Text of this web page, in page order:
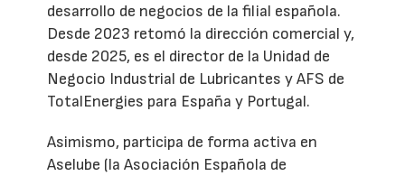
desarrollo de negocios de la filial española.
Desde 2023 retomó la dirección comercial y,
desde 2025, es el director de la Unidad de
Negocio Industrial de Lubricantes y AFS de
TotalEnergies para España y Portugal.
Asimismo, participa de forma activa en
Aselube (la Asociación Española de